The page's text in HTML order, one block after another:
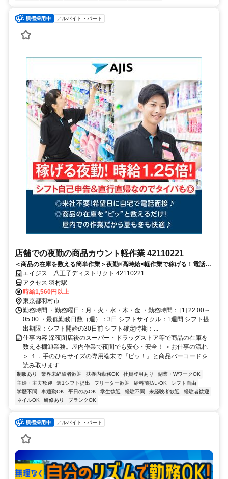
アルバイト・パート
店舗での夜勤の商品カウント軽作業 42110221
＜商品の在庫を数える簡単作業＞夜勤×高時給×軽作業で稼げる！電話面
接で来社＆履歴書不要！
エイジス 八王子ディストリクト 42110221
アクセス 羽村駅
時給1,560円以上
東京都羽村市
勤務時間 ・勤務曜日：月・火・水・木・金 ・勤務時間： [1] 22:00～
05:00 ・最低勤務日数（週）：3日 シフトサイクル：1週間 シフト提
出期限：シフト開始の30日前 シフト確定時期：...
仕事内容 深夜閉店後のスーパー・ドラッグストア等で商品の在庫を
数える棚卸業務。屋内作業で夜間でも安心・安全！ ＜お仕事の流れ
＞ １．手のひらサイズの専用端末で『ピッ！』と商品バーコードを
読み取ります ...
制服あり 業界未経験者歓迎 扶養内勤務OK 社員登用あり
副業・WワークOK
主婦・主夫歓迎
週1シフト提出 フリーター歓迎 給料前払いOK
シフト自由
学歴不問
車通勤OK 平日のみOK 学生歓迎 経験不問 未経験者歓迎
経験者歓迎
ネイルOK
研修あり ブランクOK
アルバイト・パート